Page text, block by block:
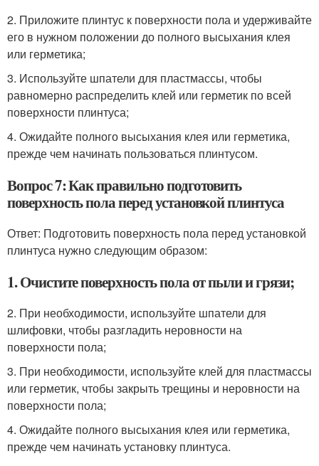
2. Приложите плинтус к поверхности пола и удерживайте
его в нужном положении до полного высыхания клея
или герметика;
3. Используйте шпатели для пластмассы, чтобы
равномерно распределить клей или герметик по всей
поверхности плинтуса;
4. Ожидайте полного высыхания клея или герметика,
прежде чем начинать пользоваться плинтусом.
Вопрос 7: Как правильно подготовить
поверхность пола перед установкой плинтуса
Ответ: Подготовить поверхность пола перед установкой
плинтуса нужно следующим образом:
1. Очистите поверхность пола от пыли и грязи;
2. При необходимости, используйте шпатели для
шлифовки, чтобы разгладить неровности на
поверхности пола;
3. При необходимости, используйте клей для пластмассы
или герметик, чтобы закрыть трещины и неровности на
поверхности пола;
4. Ожидайте полного высыхания клея или герметика,
прежде чем начинать установку плинтуса.